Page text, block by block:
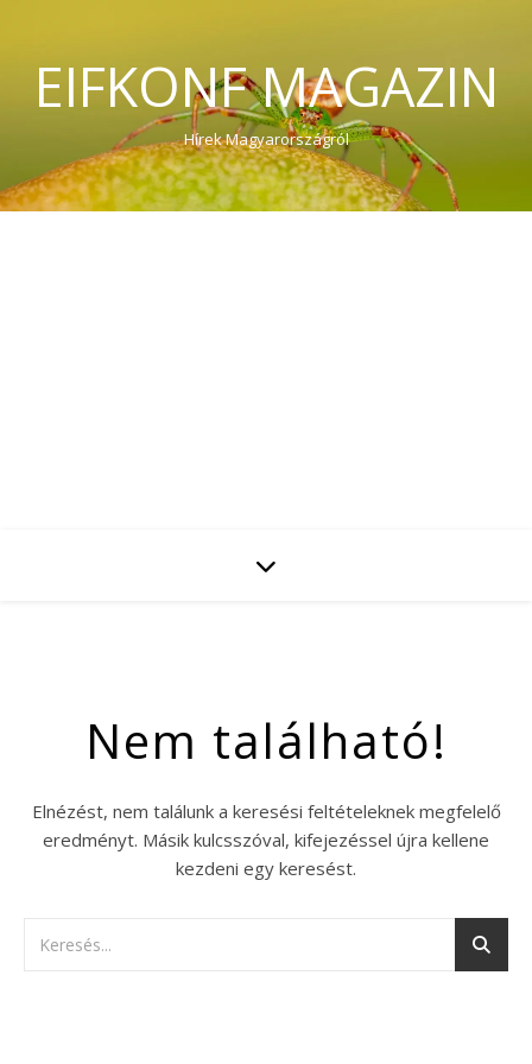
EIFKONF MAGAZIN
Hírek Magyarországról
Nem található!
Elnézést, nem találunk a keresési feltételeknek megfelelő
eredményt. Másik kulcsszóval, kifejezéssel újra kellene
kezdeni egy keresést.